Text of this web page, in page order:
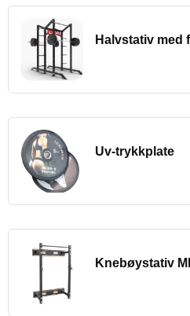
Halvstativ med
Uv-trykkplate
Knebøystativ